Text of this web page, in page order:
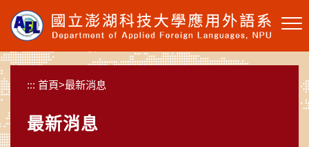
要
內
容
塊
::: 首頁>最新消息
最新消息